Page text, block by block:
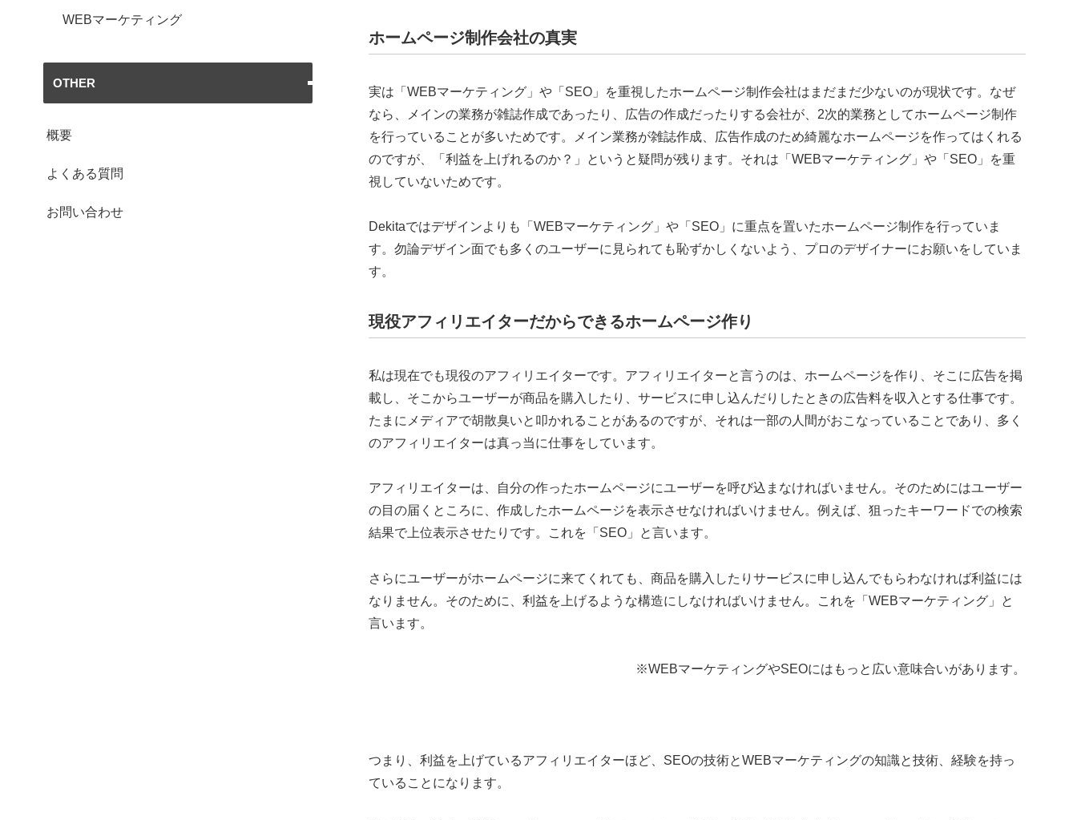
ホームページ制作会社の真実
実は「WEBマーケティング」や「SEO」を重視したホームページ制作会社はまだまだ少ないのが現状です。なぜ
なら、メインの業務が雑誌作成であったり、広告の作成だったりする会社が、2次的業務としてホームページ制作
を行っていることが多いためです。メイン業務が雑誌作成、広告作成のため綺麗なホームページを作ってはくれる
のですが、「利益を上げれるのか？」というと疑問が残ります。それは「WEBマーケティング」や「SEO」を重
視していないためです。
Dekitaではデザインよりも「WEBマーケティング」や「SEO」に重点を置いたホームページ制作を行っていま
す。勿論デザイン面でも多くのユーザーに見られても恥ずかしくないよう、プロのデザイナーにお願いをしていま
す。
現役アフィリエイターだからできるホームページ作り
私は現在でも現役のアフィリエイターです。アフィリエイターと言うのは、ホームページを作り、そこに広告を掲
載し、そこからユーザーが商品を購入したり、サービスに申し込んだりしたときの広告料を収入とする仕事です。
たまにメディアで胡散臭いと叩かれることがあるのですが、それは一部の人間がおこなっていることであり、多く
のアフィリエイターは真っ当に仕事をしています。
アフィリエイターは、自分の作ったホームページにユーザーを呼び込まなければいません。そのためにはユーザー
の目の届くところに、作成したホームページを表示させなければいけません。例えば、狙ったキーワードでの検索
結果で上位表示させたりです。これを「SEO」と言います。
さらにユーザーがホームページに来てくれても、商品を購入したりサービスに申し込んでもらわなければ利益には
なりません。そのために、利益を上げるような構造にしなければいけません。これを「WEBマーケティング」と
言います。
※WEBマーケティングやSEOにはもっと広い意味合いがあります。
つまり、利益を上げているアフィリエイターほど、SEOの技術とWEBマーケティングの知識と技術、経験を持っ
ていることになります。
WEBマーケティング
OTHER
概要
よくある質問
お問い合わせ